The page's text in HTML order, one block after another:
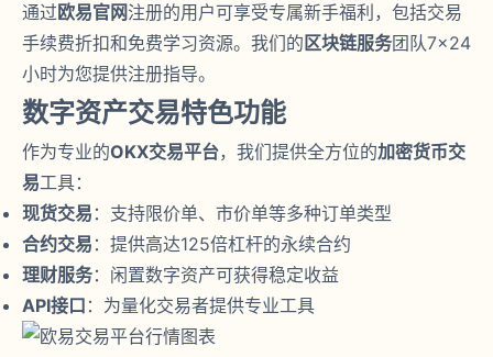
通过欧易官网注册的用户可享受专属新手福利，包括交易
手续费折扣和免费学习资源。我们的区块链服务团队7×24
小时为您提供注册指导。
数字资产交易特色功能
作为专业的OKX交易平台，我们提供全方位的加密货币交
易工具：
现货交易 ：支持限价单、市价单等多种订单类型
合约交易 ：提供高达125倍杠杆的永续合约
理财服务：闲置数字资产可获得稳定收益
API接口 ：为量化交易者提供专业工具